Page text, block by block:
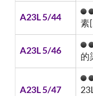
A23L 5/44
素
A23L 5/46
的
A23L 5/47